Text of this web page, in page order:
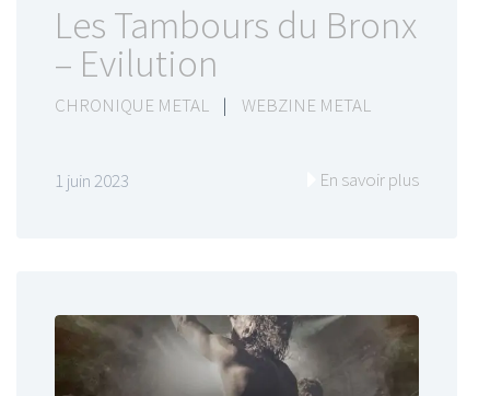
Les Tambours du Bronx
– Evilution
CHRONIQUE METAL | WEBZINE METAL
1 juin 2023 En savoir plus